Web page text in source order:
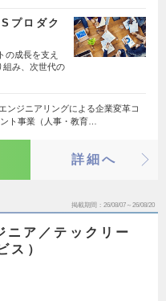
プロダク
の成長を支え
組み、次世代の
ンジニアリングによる企業変革コ
ト事業（人事・教育…
詳細へ
掲載期間 26/08/07～26/08/20
ニア／テックリー
ス）